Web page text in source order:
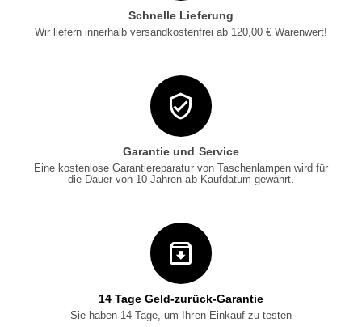
Schnelle Lieferung
Wir liefern innerhalb versandkostenfrei ab 120,00 € Warenwert!
Garantie und Service
Eine kostenlose Garantiereparatur von Taschenlampen wird für
die Dauer von 10 Jahren ab Kaufdatum gewährt.
14 Tage Geld-zurück-Garantie
Sie haben 14 Tage, um Ihren Einkauf zu testen